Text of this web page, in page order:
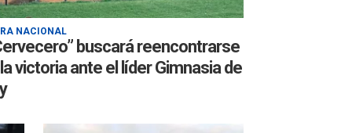
NACIONAL
buscará reencontrarse
victoria ante el líder Gimnasia de